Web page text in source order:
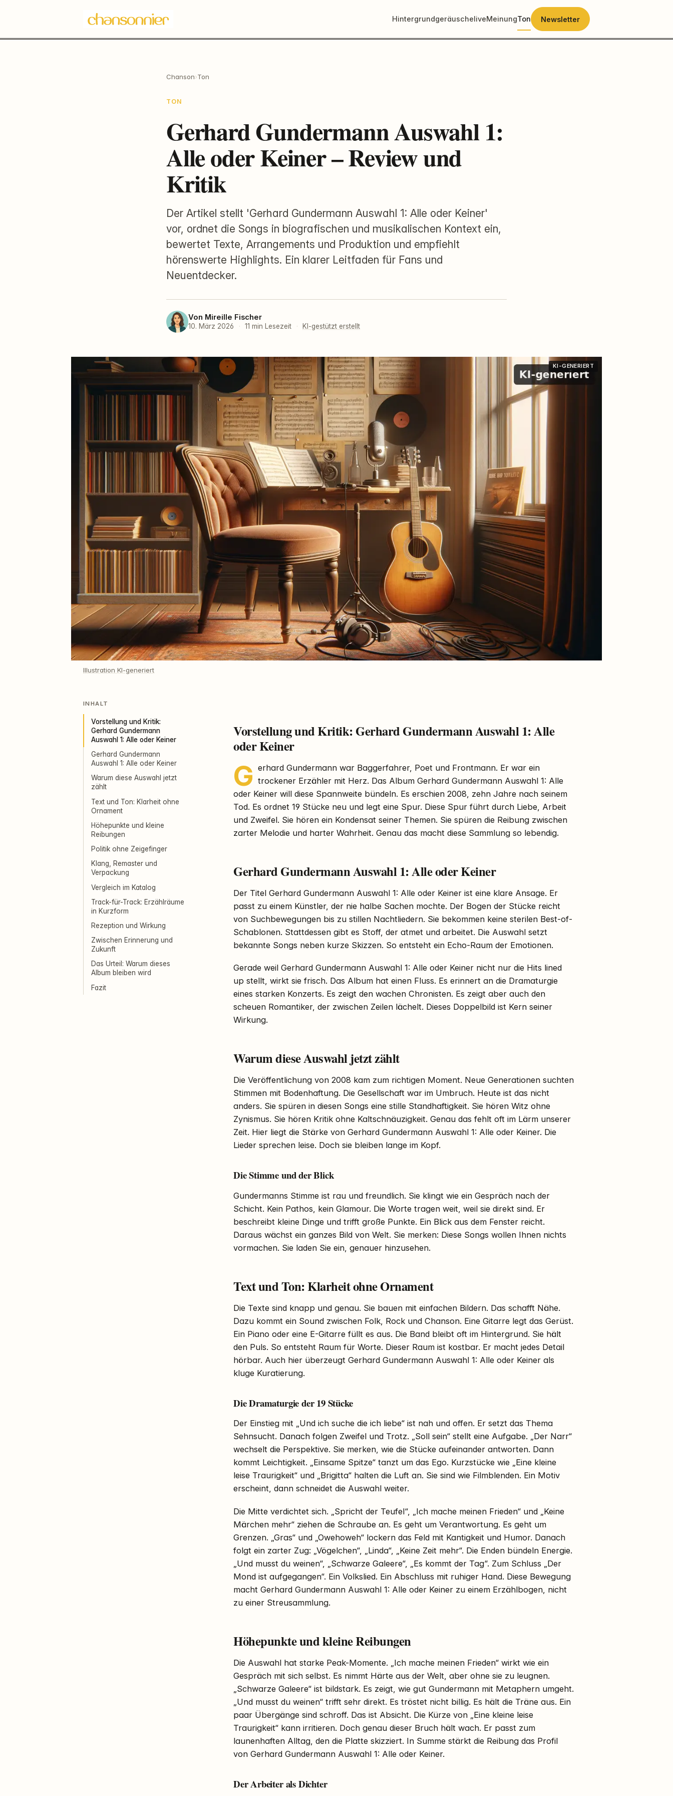
HintergrundgeräuscheliveMeinungTon Newsletter
Chanson›Ton
TON
Gerhard Gundermann Auswahl 1:
Alle oder Keiner – Review und
Kritik
Der Artikel stellt 'Gerhard Gundermann Auswahl 1: Alle oder Keiner'
vor, ordnet die Songs in biografischen und musikalischen Kontext ein,
bewertet Texte, Arrangements und Produktion und empfiehlt
hörenswerte Highlights. Ein klarer Leitfaden für Fans und
Neuentdecker.
Von Mireille Fischer
10. März 2026 · 11 min Lesezeit · KI-gestützt erstellt
KI-GENERIERT
Illustration KI-generiert
INHALT
Vorstellung und Kritik:
Gerhard Gundermann
Auswahl 1: Alle oder Keiner
Gerhard Gundermann
Auswahl 1: Alle oder Keiner
Warum diese Auswahl jetzt
zählt
Text und Ton: Klarheit ohne
Ornament
Höhepunkte und kleine
Reibungen
Politik ohne Zeigefinger
Klang, Remaster und
Verpackung
Vergleich im Katalog
Track-für-Track: Erzählräume
in Kurzform
Rezeption und Wirkung
Zwischen Erinnerung und
Zukunft
Das Urteil: Warum dieses
Album bleiben wird
Fazit
Vorstellung und Kritik: Gerhard Gundermann Auswahl 1: Alle
oder Keiner
G erhard Gundermann war Baggerfahrer, Poet und Frontmann. Er war ein
trockener Erzähler mit Herz. Das Album Gerhard Gundermann Auswahl 1: Alle
oder Keiner will diese Spannweite bündeln. Es erschien 2008, zehn Jahre nach seinem
Tod. Es ordnet 19 Stücke neu und legt eine Spur. Diese Spur führt durch Liebe, Arbeit
und Zweifel. Sie hören ein Kondensat seiner Themen. Sie spüren die Reibung zwischen
zarter Melodie und harter Wahrheit. Genau das macht diese Sammlung so lebendig.
Gerhard Gundermann Auswahl 1: Alle oder Keiner
Der Titel Gerhard Gundermann Auswahl 1: Alle oder Keiner ist eine klare Ansage. Er
passt zu einem Künstler, der nie halbe Sachen mochte. Der Bogen der Stücke reicht
von Suchbewegungen bis zu stillen Nachtliedern. Sie bekommen keine sterilen Best-of-
Schablonen. Stattdessen gibt es Stoff, der atmet und arbeitet. Die Auswahl setzt
bekannte Songs neben kurze Skizzen. So entsteht ein Echo-Raum der Emotionen.
Gerade weil Gerhard Gundermann Auswahl 1: Alle oder Keiner nicht nur die Hits lined
up stellt, wirkt sie frisch. Das Album hat einen Fluss. Es erinnert an die Dramaturgie
eines starken Konzerts. Es zeigt den wachen Chronisten. Es zeigt aber auch den
scheuen Romantiker, der zwischen Zeilen lächelt. Dieses Doppelbild ist Kern seiner
Wirkung.
Warum diese Auswahl jetzt zählt
Die Veröffentlichung von 2008 kam zum richtigen Moment. Neue Generationen suchten
Stimmen mit Bodenhaftung. Die Gesellschaft war im Umbruch. Heute ist das nicht
anders. Sie spüren in diesen Songs eine stille Standhaftigkeit. Sie hören Witz ohne
Zynismus. Sie hören Kritik ohne Kaltschnäuzigkeit. Genau das fehlt oft im Lärm unserer
Zeit. Hier liegt die Stärke von Gerhard Gundermann Auswahl 1: Alle oder Keiner. Die
Lieder sprechen leise. Doch sie bleiben lange im Kopf.
Die Stimme und der Blick
Gundermanns Stimme ist rau und freundlich. Sie klingt wie ein Gespräch nach der
Schicht. Kein Pathos, kein Glamour. Die Worte tragen weit, weil sie direkt sind. Er
beschreibt kleine Dinge und trifft große Punkte. Ein Blick aus dem Fenster reicht.
Daraus wächst ein ganzes Bild von Welt. Sie merken: Diese Songs wollen Ihnen nichts
vormachen. Sie laden Sie ein, genauer hinzusehen.
Text und Ton: Klarheit ohne Ornament
Die Texte sind knapp und genau. Sie bauen mit einfachen Bildern. Das schafft Nähe.
Dazu kommt ein Sound zwischen Folk, Rock und Chanson. Eine Gitarre legt das Gerüst.
Ein Piano oder eine E-Gitarre füllt es aus. Die Band bleibt oft im Hintergrund. Sie hält
den Puls. So entsteht Raum für Worte. Dieser Raum ist kostbar. Er macht jedes Detail
hörbar. Auch hier überzeugt Gerhard Gundermann Auswahl 1: Alle oder Keiner als
kluge Kuratierung.
Die Dramaturgie der 19 Stücke
Der Einstieg mit „Und ich suche die ich liebe“ ist nah und offen. Er setzt das Thema
Sehnsucht. Danach folgen Zweifel und Trotz. „Soll sein“ stellt eine Aufgabe. „Der Narr“
wechselt die Perspektive. Sie merken, wie die Stücke aufeinander antworten. Dann
kommt Leichtigkeit. „Einsame Spitze“ tanzt um das Ego. Kurzstücke wie „Eine kleine
leise Traurigkeit“ und „Brigitta“ halten die Luft an. Sie sind wie Filmblenden. Ein Motiv
erscheint, dann schneidet die Auswahl weiter.
Die Mitte verdichtet sich. „Spricht der Teufel“, „Ich mache meinen Frieden“ und „Keine
Märchen mehr“ ziehen die Schraube an. Es geht um Verantwortung. Es geht um
Grenzen. „Gras“ und „Owehoweh“ lockern das Feld mit Kantigkeit und Humor. Danach
folgt ein zarter Zug: „Vögelchen“, „Linda“, „Keine Zeit mehr“. Die Enden bündeln Energie.
„Und musst du weinen“, „Schwarze Galeere“, „Es kommt der Tag“. Zum Schluss „Der
Mond ist aufgegangen“. Ein Volkslied. Ein Abschluss mit ruhiger Hand. Diese Bewegung
macht Gerhard Gundermann Auswahl 1: Alle oder Keiner zu einem Erzählbogen, nicht
zu einer Streusammlung.
Höhepunkte und kleine Reibungen
Die Auswahl hat starke Peak-Momente. „Ich mache meinen Frieden“ wirkt wie ein
Gespräch mit sich selbst. Es nimmt Härte aus der Welt, aber ohne sie zu leugnen.
„Schwarze Galeere“ ist bildstark. Es zeigt, wie gut Gundermann mit Metaphern umgeht.
„Und musst du weinen“ trifft sehr direkt. Es tröstet nicht billig. Es hält die Träne aus. Ein
paar Übergänge sind schroff. Das ist Absicht. Die Kürze von „Eine kleine leise
Traurigkeit“ kann irritieren. Doch genau dieser Bruch hält wach. Er passt zum
launenhaften Alltag, den die Platte skizziert. In Summe stärkt die Reibung das Profil
von Gerhard Gundermann Auswahl 1: Alle oder Keiner.
Der Arbeiter als Dichter